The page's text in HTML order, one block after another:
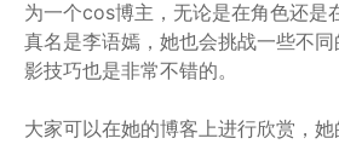
为一个cos博主，无论是在角色还是
真名是李语嫣，她也会挑战一些不
影技巧也是非常不错的。
大家可以在她的博客上进行欣赏，